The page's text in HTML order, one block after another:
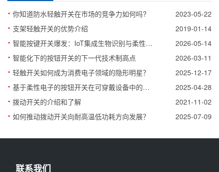
· 你知道防水轻触开关在市场的竞争力如何吗? 2023-05-22
· 支架轻触开关的优势介绍 2019-01-14
· 智能按键开关爆发：IoT集成生物识别与柔性化落地 2026-05-14
· 智能化下的按钮开关的下一代技术制高点 2026-03-11
· 轻触开关如何成为消费电子领域的隐形明星？ 2025-12-17
· 基于柔性电子的按钮开关在可穿戴设备中的应用研究 2025-04-28
· 拨动开关的介绍和了解 2021-11-02
· 如何推动拨动开关向耐高温低功耗方向发展？ 2025-07-09
联系我们